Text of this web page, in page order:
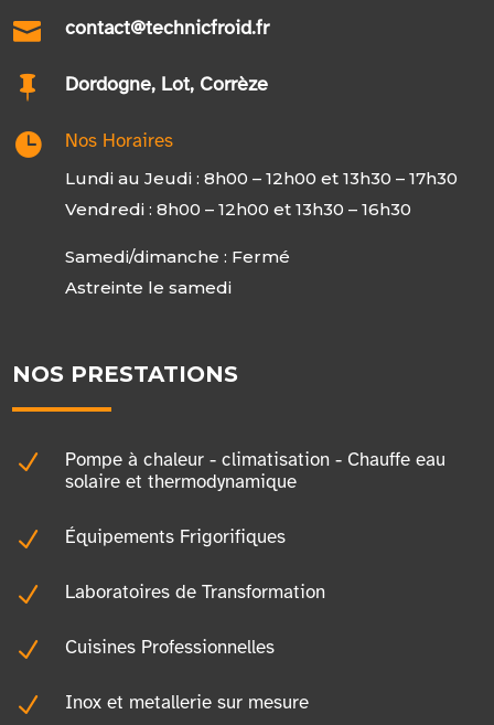
 contact@technicfroid.fr
 Dordogne, Lot, Corrèze
 Nos Horaires
Lundi au Jeudi : 8h00 – 12h00 et 13h30 – 17h30
Vendredi : 8h00 – 12h00 et 13h30 – 16h30
Samedi/dimanche : Fermé
Astreinte le samedi
NOS PRESTATIONS
N
Pompe à chaleur - climatisation - Chauffe eau
solaire et thermodynamique
N Équipements Frigorifiques
N Laboratoires de Transformation
N Cuisines Professionnelles
N Inox et metallerie sur mesure